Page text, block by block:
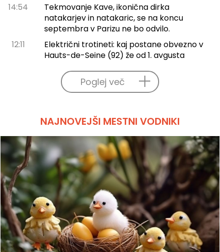
14:54
Tekmovanje Kave, ikonična dirka
natakarjev in natakaric, se na koncu
septembra v Parizu ne bo odvilo.
12:11
Električni trotineti: kaj postane obvezno v
Hauts-de-Seine (92) že od 1. avgusta
Poglej več
NAJNOVEJŠI MESTNI VODNIKI